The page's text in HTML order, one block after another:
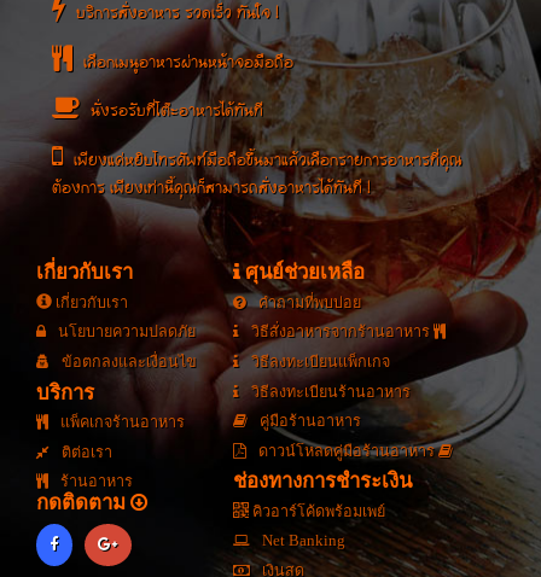
บริการสั่งอาหาร รวดเร็ว ทันใจ !
เลือกเมนูอาหารผ่านหน้าจอมือถือ
นั่งรอรับที่โต๊ะอาหารได้ทันที
เพียงแค่หยิบโทรศัพท์มือถือขึ้นมาแล้วเลือกรายการอาหารที่คุณ
ต้องการ เพียงเท่านี้คุณก็สามารถสั่งอาหารได้ทันที !
เกี่ยวกับเรา
เกี่ยวกับเรา
นโยบายความปลดภัย
ข้อตกลงและเงื่อนไข
บริการ
แพ็คเกจร้านอาหาร
ติต่อเรา
ร้านอาหาร
กดติดตาม
ศุนย์ช่วยเหลือ
คำถามที่พบบ่อย
วิธีสั่งอาหารจากร้านอาหาร
วิธีลงทะเบียนแพ็กเกจ
วิธีลงทะเบียนร้านอาหาร
คู่มือร้านอาหาร
ดาวน์โหลดคู่มือร้านอาหาร
ช่องทางการชำระเงิน
คิวอาร์โค้ดพร้อมเพย์
Net Banking
เงินสด